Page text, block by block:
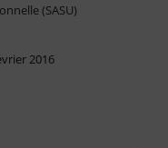
(SASU)
2016